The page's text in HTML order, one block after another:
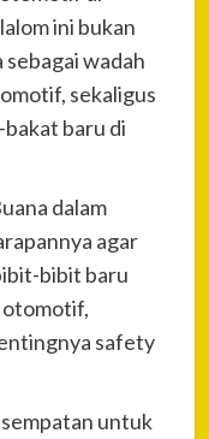
ini bukan
sebagai wadah
sekaligus
baru di
dalam
agar
bibit baru
otomotif,
safety
untuk